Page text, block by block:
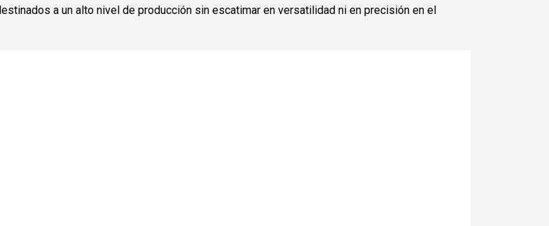
a un alto nivel de producción sin escatimar en versatilidad ni en precisión en el